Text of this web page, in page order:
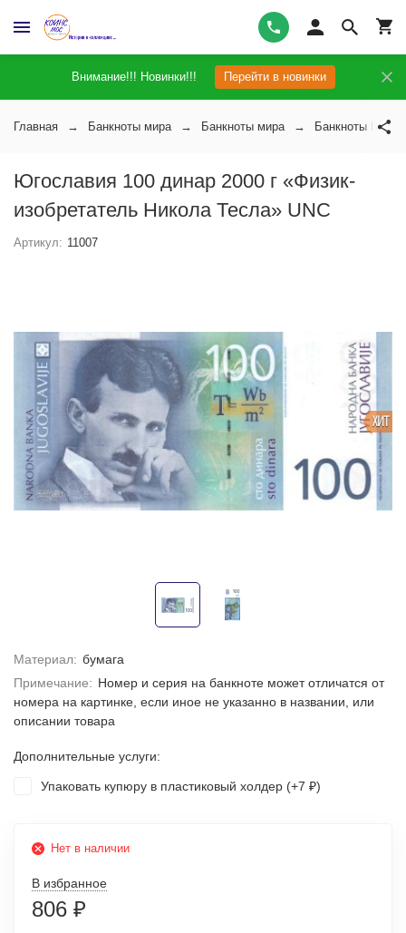
Внимание!!! Новинки!!! Перейти в новинки
Главная Банкноты мира Банкноты мира Банкноты
Югославия 100 динар 2000 г «Физик-
изобретатель Никола Тесла» UNC
Артикул: 11007
ХИТ
Материал: бумага
Примечание: Номер и серия на банкноте может отличатся от
номера на картинке, если иное не указанно в названии, или
описании товара
Дополнительные услуги:
Упаковать купюру в пластиковый холдер (+7 ₽)
Нет в наличии
В избранное
806 ₽